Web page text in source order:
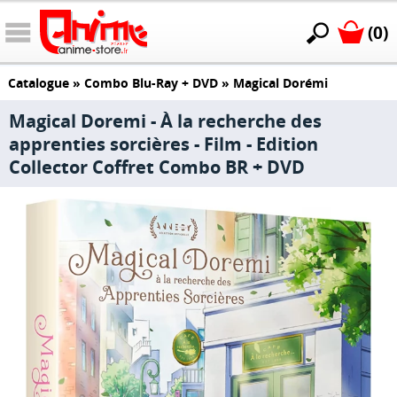
(0)
Catalogue» Combo Blu-Ray + DVD» Magical Dorémi
Magical Doremi - À la recherche des
apprenties sorcières - Film - Edition
Collector Coffret Combo BR + DVD